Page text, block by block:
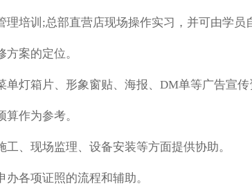
培训;总部直营店现场操作实习，并可由学
案的定位。
灯箱片、形象窗贴、海报、DM单等广告宣传
作为参考。
、现场监理、设备安装等方面提供协助。
各项证照的流程和辅助。